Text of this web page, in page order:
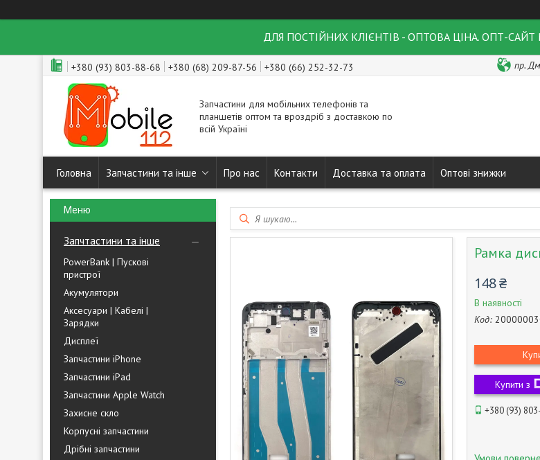
ДЛЯ ПОСТІЙНИХ КЛІЄНТІВ - ОПТОВА ЦІНА. ОПТ-САЙТ
+380 (93) 803-88-68 +380 (68) 209-87-56 +380 (66) 252-32-73 пр.
Запчастини для мобільних телефонів та
планшетів оптом та вроздріб з доставкою по
всій Україні
Головна Запчастини та інше Про нас Контакти Доставка та оплата Оптові знижки
Запчтастини та інше
PowerBank | Пускові
пристрої
Акумулятори
Аксесуари | Кабелі |
Зарядки
Дисплеї
Запчастини iPhone
Запчастини iPad
Запчастини Apple Watch
Захисне скло
Корпусні запчастини
Дрібні запчастини
Рамка
148 ₴
В наявності
Код:
Купити з
+380 (93)